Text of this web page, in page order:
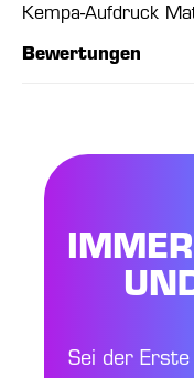
Kempa-Aufdruck
Bewertungen
Sei der Erste